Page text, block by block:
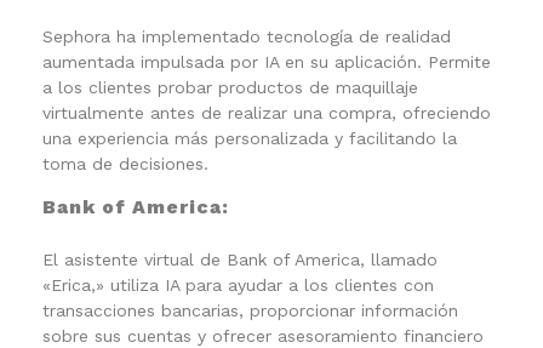
Sephora ha implementado tecnología de realidad
aumentada impulsada por IA en su aplicación. Permite
a los clientes probar productos de maquillaje
virtualmente antes de realizar una compra, ofreciendo
una experiencia más personalizada y facilitando la
toma de decisiones.
Bank of America:
El asistente virtual de Bank of America, llamado
«Erica,» utiliza IA para ayudar a los clientes con
transacciones bancarias, proporcionar información
sobre sus cuentas y ofrecer asesoramiento financiero